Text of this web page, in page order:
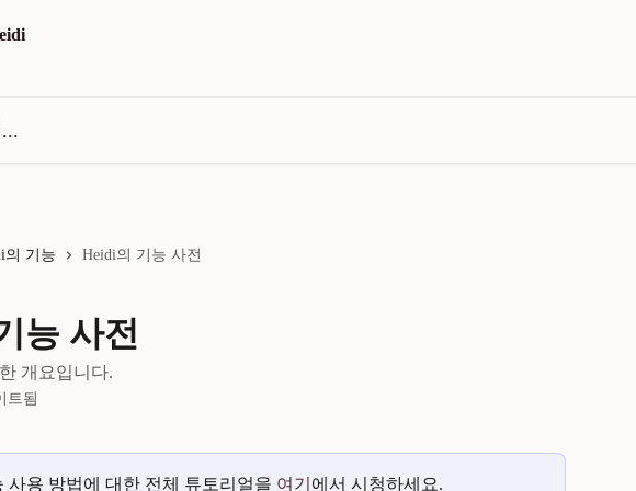
의 기능 Heidi의 기능 사전
능 사전
개요입니다.
트됨
사용 방법에 대한 전체 튜토리얼을 여기 에서 시청하세요.